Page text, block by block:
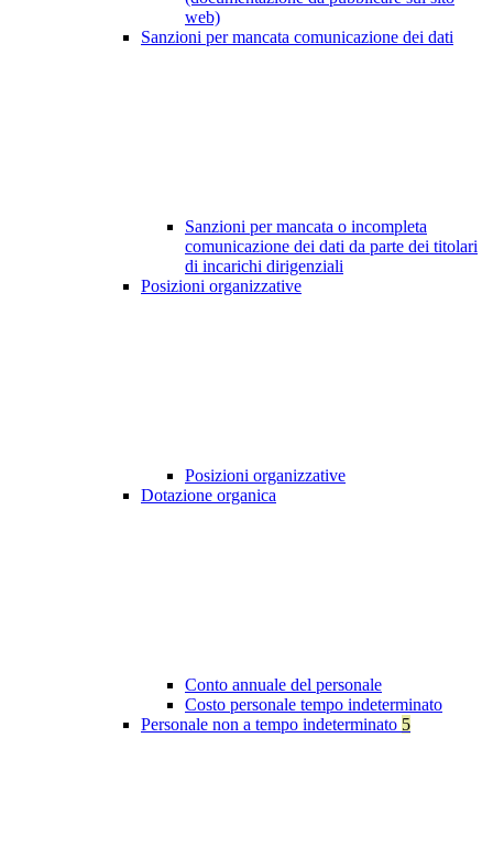
web)
Sanzioni per mancata comunicazione dei dati
Sanzioni per mancata o incompleta
comunicazione dei dati da parte dei titolari
di incarichi dirigenziali
Posizioni organizzative
Posizioni organizzative
Dotazione organica
Conto annuale del personale
Costo personale tempo indeterminato
Personale non a tempo indeterminato 5